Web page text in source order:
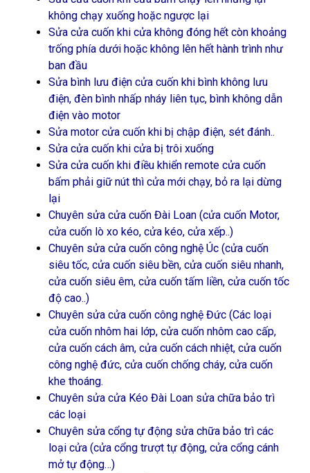
không chạy xuống hoặc ngược lại
Sửa cửa cuốn khi cửa không đóng hết còn khoảng
trống phía dưới hoặc không lên hết hành trình như
ban đầu
Sửa bình lưu điện cửa cuốn khi bình không lưu
điện, đèn bình nhấp nháy liên tục, bình không dẫn
điện vào motor
Sửa motor cửa cuốn khi bị chập điện, sét đánh..
Sửa cửa cuốn khi cửa bị trôi xuống
Sửa cửa cuốn khi điều khiển remote cửa cuốn
bấm phải giữ nút thì cửa mới chạy, bỏ ra lại dừng
lại
Chuyên sửa cửa cuốn Đài Loan (cửa cuốn Motor,
cửa cuốn lò xo kéo, cửa kéo, cửa xếp..)
Chuyên sửa cửa cuốn công nghệ Úc (cửa cuốn
siêu tốc, cửa cuốn siêu bền, cửa cuốn siêu nhanh,
cửa cuốn siêu êm, cửa cuốn tấm liền, cửa cuốn tốc
độ cao..)
Chuyên sửa cửa cuốn công nghệ Đức (Các loại
cửa cuốn nhôm hai lớp, cửa cuốn nhôm cao cấp,
cửa cuốn cách âm, cửa cuốn cách nhiệt, cửa cuốn
công nghệ đức, cửa cuốn chống cháy, cửa cuốn
khe thoáng.
Chuyên sửa cửa Kéo Đài Loan sửa chữa bảo trì
các loại
Chuyên sửa cổng tự động sửa chữa bảo trì các
loại cửa (cửa cổng trượt tự động, cửa cổng cánh
mở tự động…)